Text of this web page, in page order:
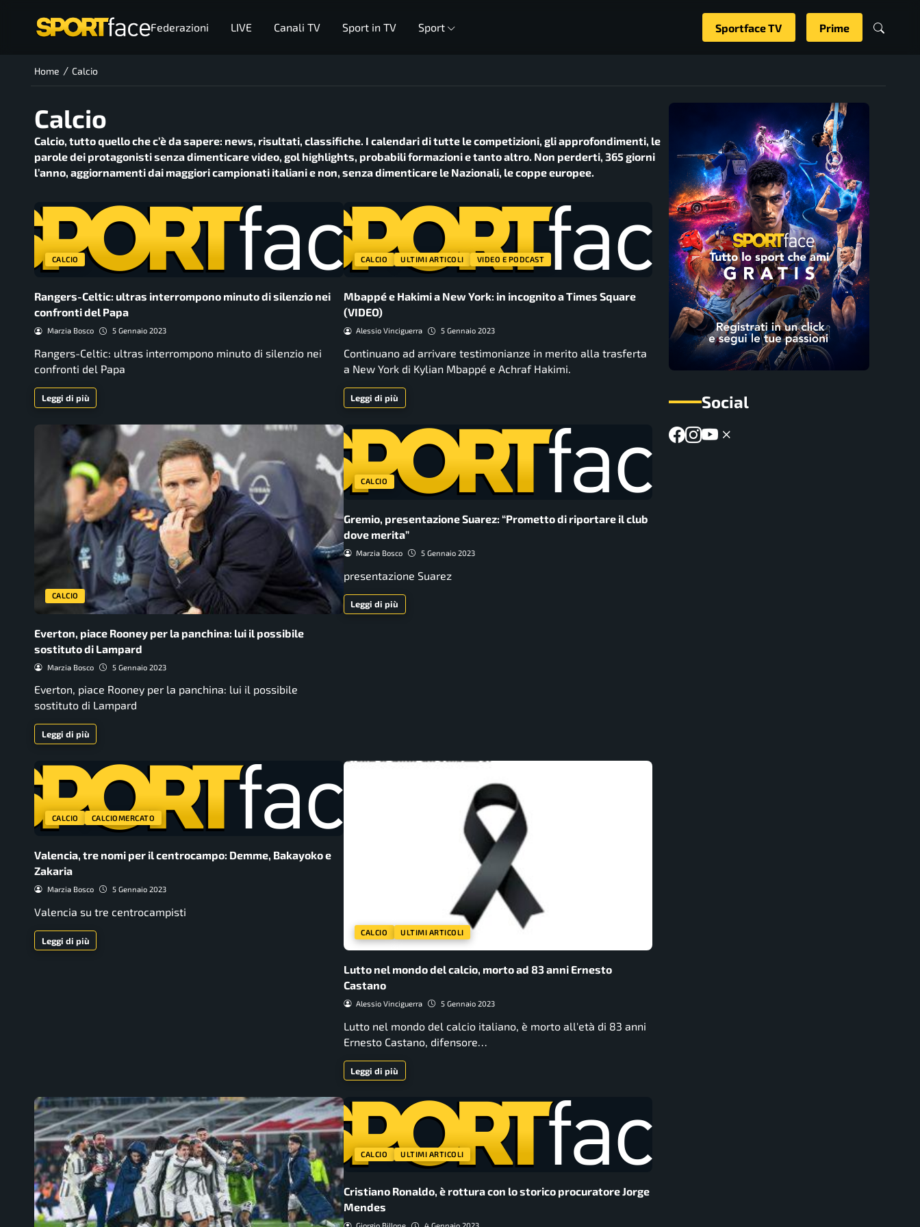
Federazioni LIVE Canali TV Sport in TV Sport Sportface TV Prime
Home / Calcio
Calcio
Calcio, tutto quello che c’è da sapere: news, risultati, classifiche. I calendari di tutte le competizioni, gli approfondimenti, le
parole dei protagonisti senza dimenticare video, gol highlights, probabili formazioni e tanto altro. Non perderti, 365 giorni
l’anno, aggiornamenti dai maggiori campionati italiani e non, senza dimenticare le Nazionali, le coppe europee.
CALCIO
Rangers-Celtic: ultras interrompono minuto di silenzio nei
confronti del Papa
Marzia Bosco 5 Gennaio 2023
Rangers-Celtic: ultras interrompono minuto di silenzio nei
confronti del Papa
Leggi di più
CALCIO ULTIMI ARTICOLI VIDEO E PODCAST
Mbappé e Hakimi a New York: in incognito a Times Square
(VIDEO)
Alessio Vinciguerra 5 Gennaio 2023
Continuano ad arrivare testimonianze in merito alla trasferta
a New York di Kylian Mbappé e Achraf Hakimi.
Leggi di più
CALCIO
Everton, piace Rooney per la panchina: lui il possibile
sostituto di Lampard
Marzia Bosco 5 Gennaio 2023
Everton, piace Rooney per la panchina: lui il possibile
sostituto di Lampard
Leggi di più
CALCIO
Gremio, presentazione Suarez: “Prometto di riportare il club
dove merita”
Marzia Bosco 5 Gennaio 2023
presentazione Suarez
Leggi di più
CALCIO CALCIOMERCATO
Valencia, tre nomi per il centrocampo: Demme, Bakayoko e
Zakaria
Marzia Bosco 5 Gennaio 2023
Valencia su tre centrocampisti
Leggi di più
CALCIO ULTIMI ARTICOLI
Lutto nel mondo del calcio, morto ad 83 anni Ernesto
Castano
Alessio Vinciguerra 5 Gennaio 2023
Lutto nel mondo del calcio italiano, è morto all'età di 83 anni
Ernesto Castano, difensore…
Leggi di più
CALCIO ULTIMI ARTICOLI
Cristiano Ronaldo, è rottura con lo storico procuratore Jorge
Mendes
Social